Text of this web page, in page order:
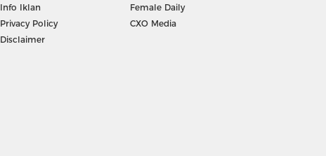
Info Iklan
Privacy Policy
Disclaimer
Female Daily
CXO Media